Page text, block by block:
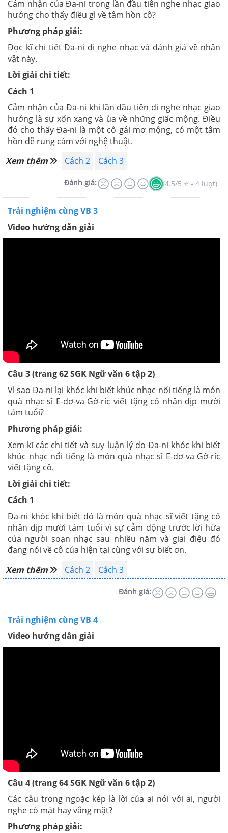
Cảm nhận của Đa-ni trong lần đầu tiên nghe nhạc giao
hưởng cho thấy điều gì về tâm hồn cô?
Phương pháp giải:
Đọc kĩ chi tiết Đa-ni đi nghe nhạc và đánh giá về nhân
vật này.
Lời giải chi tiết:
Cách 1
Cảm nhận của Đa-ni khi lần đầu tiên đi nghe nhạc giao
hưởng là sự xốn xang và ùa về những giấc mộng. Điều
đó cho thấy Đa-ni là một cô gái mơ mộng, có một tâm
hồn dễ rung cảm với nghệ thuật.
Xem thêm
Cách 2 Cách 3
Đánh giá: (4.5/5 ⭐ - 4 lượt)
Trải nghiệm cùng VB 3
Video hướng dẫn giải
Câu 3 (trang 62 SGK Ngữ văn 6 tập 2)
Vì sao Đa-ni lại khóc khi biết khúc nhạc nổi tiếng là món
quà nhạc sĩ E-đơ-va Gờ-ríc viết tặng cô nhân dịp mười
tám tuổi?
Phương pháp giải:
Xem kĩ các chi tiết và suy luận lý do Đa-ni khóc khi biết
khúc nhạc nổi tiếng là món quà nhạc sĩ E-đơ-va Gờ-ríc
viết tặng cô.
Lời giải chi tiết:
Cách 1
Đa-ni khóc khi biết đó là món quà nhạc sĩ viết tặng cô
nhân dịp mười tám tuổi vì sự cảm động trước lời hứa
của người soạn nhạc sau nhiều năm và giai điệu đó
đang nói về cô của hiện tại cùng với sự biết ơn.
Xem thêm
Cách 2 Cách 3
Đánh giá:
Trải nghiệm cùng VB 4
Video hướng dẫn giải
Câu 4 (trang 64 SGK Ngữ văn 6 tập 2)
Các câu trong ngoặc kép là lời của ai nói với ai, người
nghe có mặt hay vắng mặt?
Phương pháp giải: